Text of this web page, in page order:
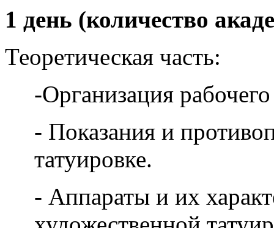
1 день (количество
Теоретическая часть:
-Организация
- Показания и
татуировке.
- Аппараты и их